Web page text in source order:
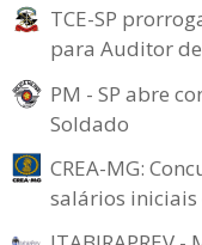
TCE-SP
para Auditor
PM - SP abre
Soldado
CREA-MG:
salários iniciais